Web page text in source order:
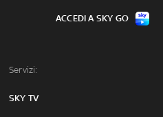
Servizi:
SKY TV
ACCEDI A SKY GO